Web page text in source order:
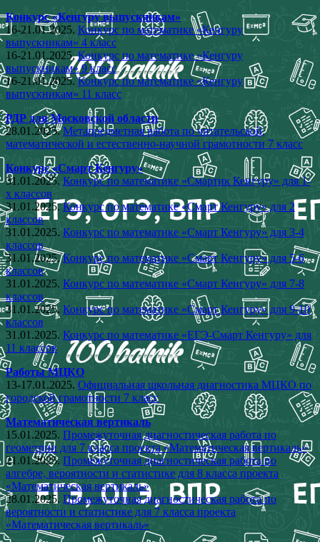
Конкурс «Кенгуру выпускникам»
16-21.01.2025. Конкурс по математике «Кенгуру
выпускникам» 4 класс
16-21.01.2025.Конкурс по математике «Кенгуру
выпускникам» 9 класс
16-21.01.2025.Конкурс по математике «Кенгуру
выпускникам» 11 класс
РДР для Московской области
28.01.2025.Метапредметная работа по читательской,
математической и естественно-научной грамотности 7 класс
Конкурс «Смарт Кенгуру»
31.01.2025. Конкурс по математике «Смартик Кенгуру» для 1-
х классов
31.01.2025.Конкурс по математике «Смарт Кенгуру» для 2
классов
31.01.2025. Конкурс по математике «Смарт Кенгуру» для 3-4
классов
31.01.2025.Конкурс по математике «Смарт Кенгуру» для 5-6
классов
31.01.2025. Конкурс по математике «Смарт Кенгуру» для 7-8
классов
31.01.2025.Конкурс по математике «Смарт Кенгуру» для 9-10
классов
31.01.2025. Конкурс по математике «ЕГЭ-Смарт Кенгуру» для
11 классов
Работы МЦКО
13-17.01.2025. Официальная школьная диагностика МЦКО по
городской грамотности 7 класс
Математическая вертикаль
15.01.2025. Промежуточная диагностическая работа по
геометрии для 7 класса проекта «Математическая вертикаль»
21.01.2025. Промежуточная диагностическая работа по
алгебре, вероятности и статистике для 8 класса проекта
«Математическая вертикаль»
28.01.2025. Промежуточная диагностическая работа по
вероятности и статистике для 7 класса проекта
«Математическая вертикаль»